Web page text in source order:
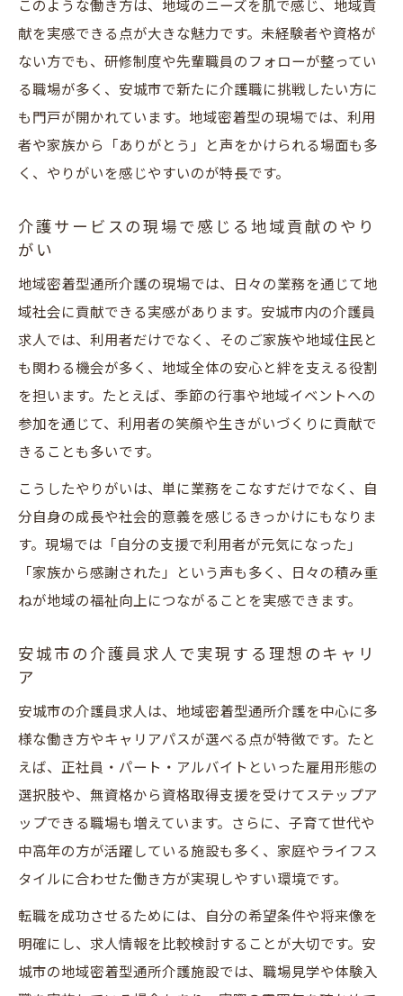
安定した働き方を叶える介護員求人の見極
未経験から始める地域密着型通所介護の魅
力
介護サービス求人で未経験歓迎が多い理由
すい
地域密着型通所介護でキャリアをスタート
する方法
生活に合わせて選べる安城市の通所介護職
介護サービス求人は柔軟なシフトで選びや
すコツ
る
地域密着型通所介護で転職を成功させる秘
訣
安城市の介護サービス求人比較で失敗しな
い方法
介護員求人選びで重視したいポイントと対
策
転職活動で役立つ地域密着型情報活用術
介護サービスの転職事例から学ぶ成功ポイ
ント
通所介護員求人を安城市内で効率よく探す秘訣
このような働き方は、地域のニーズを肌で感じ、地域貢
献を実感できる点が大きな魅力です。未経験者や資格が
ない方でも、研修制度や先輩職員のフォローが整ってい
る職場が多く、安城市で新たに介護職に挑戦したい方に
も門戸が開かれています。地域密着型の現場では、利用
者や家族から「ありがとう」と声をかけられる場面も多
く、やりがいを感じやすいのが特長です。
介護サービスの現場で感じる地域貢献のやり
がい
地域密着型通所介護の現場では、日々の業務を通じて地
域社会に貢献できる実感があります。安城市内の介護員
求人では、利用者だけでなく、そのご家族や地域住民と
も関わる機会が多く、地域全体の安心と絆を支える役割
を担います。たとえば、季節の行事や地域イベントへの
参加を通じて、利用者の笑顔や生きがいづくりに貢献で
きることも多いです。
こうしたやりがいは、単に業務をこなすだけでなく、自
分自身の成長や社会的意義を感じるきっかけにもなりま
す。現場では「自分の支援で利用者が元気になった」
「家族から感謝された」という声も多く、日々の積み重
ねが地域の福祉向上につながることを実感できます。
安城市の介護員求人で実現する理想のキャリ
ア
安城市の介護員求人は、地域密着型通所介護を中心に多
様な働き方やキャリアパスが選べる点が特徴です。たと
えば、正社員・パート・アルバイトといった雇用形態の
選択肢や、無資格から資格取得支援を受けてステップア
ップできる職場も増えています。さらに、子育て世代や
中高年の方が活躍している施設も多く、家庭やライフス
タイルに合わせた働き方が実現しやすい環境です。
転職を成功させるためには、自分の希望条件や将来像を
明確にし、求人情報を比較検討することが大切です。安
城市の地域密着型通所介護施設では、職場見学や体験入